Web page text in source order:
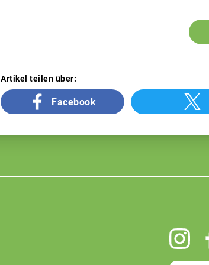
Artikel teilen über:
Facebook